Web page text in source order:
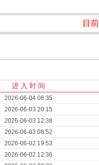
目
进 入 时 间
2026-06-04 08:35
2026-06-03 20:15
2026-06-03 12:38
2026-06-03 08:52
2026-06-02 19:53
2026-06-02 12:36